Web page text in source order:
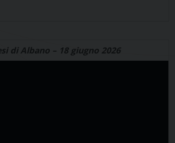
di Albano – 18 giugno 2026